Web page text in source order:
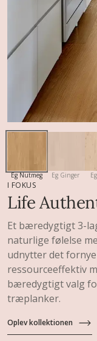
I FOKUS
Life
Et bæredygtigt 3-
naturlige følelse
udnytter det
ressourceeffektiv
bæredygtigt valg
træplanker.
Oplev kollektionen
Eg Nutmeg Eg Ginger